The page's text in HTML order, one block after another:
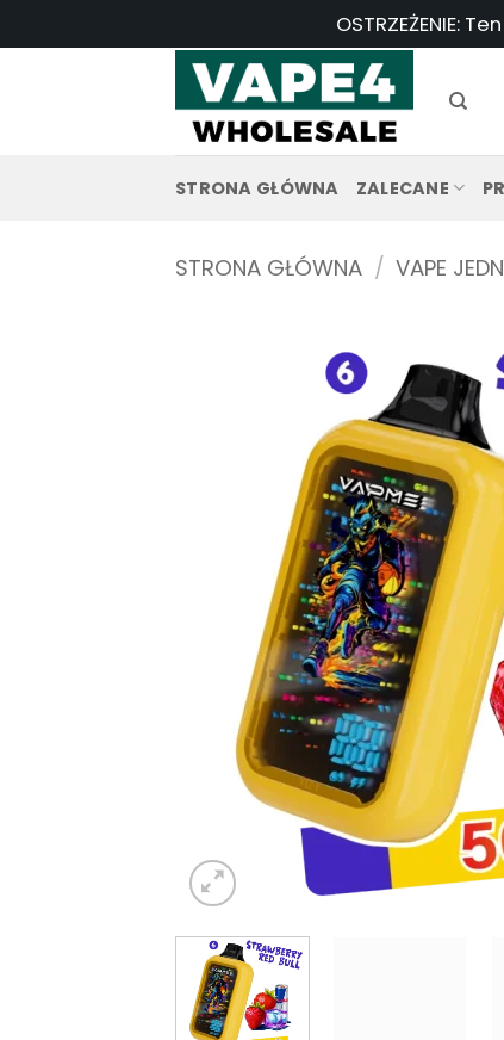
do
OSTRZEŻENIE:
STRONA GŁÓWNA ZALECANE
STRONA GŁÓWNA / VAPE